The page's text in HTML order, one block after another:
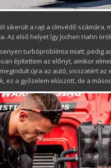
sikerült a rajt a címvédő
Az első helyet így Jochen Hahn
turbóprobléma miatt, pedig
építettem az előnyt, amikor
újra az autó, visszatért
ez a győzelem elúszott, de a